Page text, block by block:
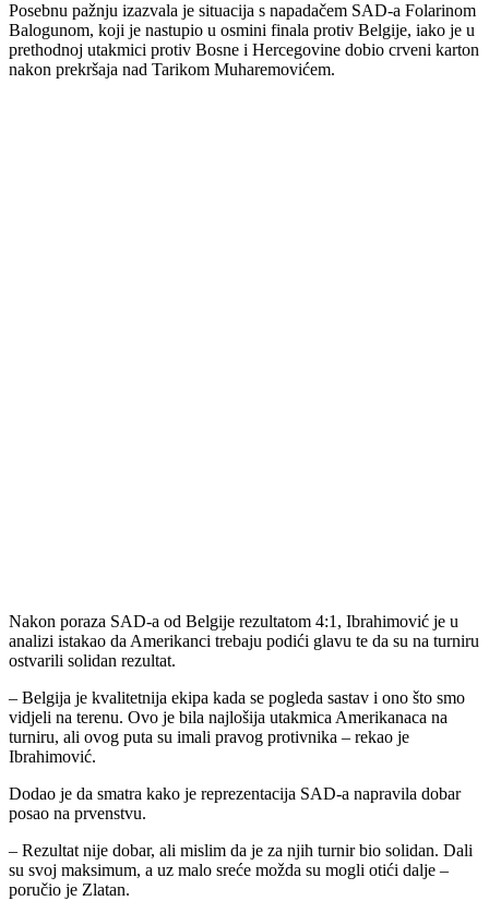
Posebnu pažnju izazvala je situacija s napadačem SAD-a Folarinom
Balogunom, koji je nastupio u osmini finala protiv Belgije, iako je u
prethodnoj utakmici protiv Bosne i Hercegovine dobio crveni karton
nakon prekršaja nad Tarikom Muharemovićem.
Nakon poraza SAD-a od Belgije rezultatom 4:1, Ibrahimović je u
analizi istakao da Amerikanci trebaju podići glavu te da su na turniru
ostvarili solidan rezultat.
– Belgija je kvalitetnija ekipa kada se pogleda sastav i ono što smo
vidjeli na terenu. Ovo je bila najlošija utakmica Amerikanaca na
turniru, ali ovog puta su imali pravog protivnika – rekao je
Ibrahimović.
Dodao je da smatra kako je reprezentacija SAD-a napravila dobar
posao na prvenstvu.
– Rezultat nije dobar, ali mislim da je za njih turnir bio solidan. Dali
su svoj maksimum, a uz malo sreće možda su mogli otići dalje –
poručio je Zlatan.